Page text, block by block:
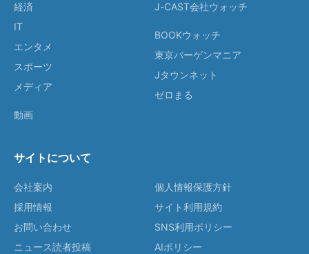
経済
IT
エンタメ
スポーツ
メディア
動画
J-CAST会社ウォッチ
BOOKウォッチ
東京バーゲンマニア
Jタウンネット
ゼロまる
サイトについて
会社案内
採用情報
お問い合わせ
ニュース読者投稿
個人情報保護方針
サイト利用規約
SNS利用ポリシー
AIポリシー